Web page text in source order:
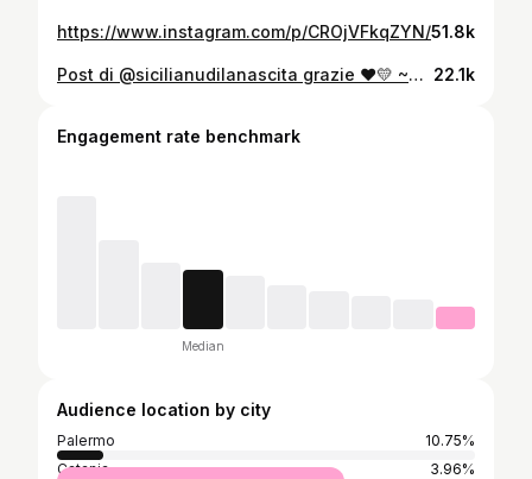
https://www.instagram.com/p/CROjVFkqZYN/51.8k
Post di @sicilianudilanascita grazie ❤️💛 ~800A 💛❤ (Pic realizzata da orgoglio__siciliano)⚒ •Segui anche il n ostro 2° account ( @orgoglio__siciliano2.0 )📍 •Segui a pagina si ti piaciu u post, lassa n'cummentu e cunnividillu cu l'amici!🔝 •Attiva macari i nutifiche!🔊 •Si ni vo mannari n'meme sapuritu, mannaccillu ca u pubblicamo cu to nomu!🎯 •E si vo trasiri nu gruppu telegram, scrivici n'privatu!😉 💛❤ - | Hastag⬇ | - #sicilia #sicily #orgoglio #siciliano #orgogliosiciliano #arancina #arancino #arancine #arancini #cannolo #cassata #parmigiana #nonnasiciliana #cibo #cibosiciliano #stigghiola #palermo #catania #ragusa #messina #siracusa #enna #caltanissetta #agrigento #trapani 22.1k
Engagement rate benchmark
Median
Audience location by city
Palermo
10.75%
Catania
3.96%